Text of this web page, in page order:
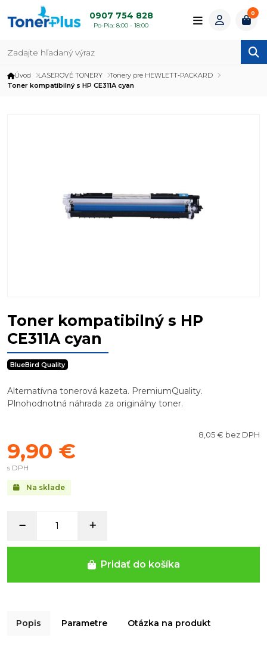
0907 754 828
Po-Pia: 8:00 - 18:00
0
Úvod LASEROVÉ TONERY
Tonery pre HEWLETT-PACKARD
Toner kompatibilný s HP CE311A cyan
Toner kompatibilný s HP
CE311A cyan
BlueBird Quality
Alternatívna tonerová kazeta. PremiumQuality.
Plnohodnotná náhrada za originálny toner.
Na sklade
8,05 € bez DPH
9,90 €
s DPH
Pridať do košíka
Popis Parametre Otázka na produkt